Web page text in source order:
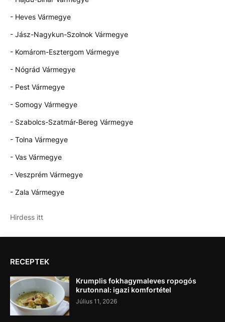
- Heves Vármegye
- Jász-Nagykun-Szolnok Vármegye
- Komárom-Esztergom Vármegye
- Nógrád Vármegye
- Pest Vármegye
- Somogy Vármegye
- Szabolcs-Szatmár-Bereg Vármegye
- Tolna Vármegye
- Vas Vármegye
- Veszprém Vármegye
- Zala Vármegye
Hirdess itt
RECEPTEK
Krumplis fokhagymaleves ropogós
krutonnal: igazi komfortétel
Július 11, 2026